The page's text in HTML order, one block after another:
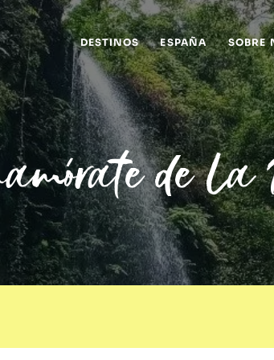
DESTINOS ESPAÑA SOBRE
de